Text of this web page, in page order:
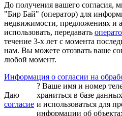
До получения вашего
"Бир Бай" (оператор) для
недвижимости, предложениях и
использовать, передавать
течение 3-х лет с момента
нам. Вы можете отозвать ваше
любой момент.
Информация о согласии на
Даю
согласие
? Ваше имя и номер
храниться в базе
и использоваться для
информации об